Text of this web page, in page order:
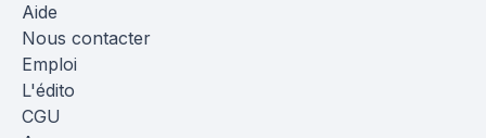
Aide
Nous contacter
Emploi
L'édito
CGU